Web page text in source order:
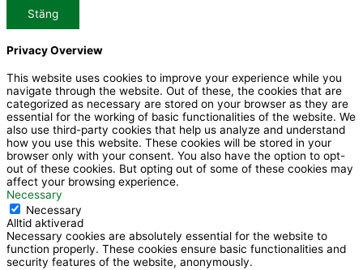
Stäng
Privacy Overview
This website uses cookies to improve your experience while you
navigate through the website. Out of these, the cookies that are
categorized as necessary are stored on your browser as they are
essential for the working of basic functionalities of the website. We
also use third-party cookies that help us analyze and understand
how you use this website. These cookies will be stored in your
browser only with your consent. You also have the option to opt-
out of these cookies. But opting out of some of these cookies may
affect your browsing experience.
Necessary
Necessary
Alltid aktiverad
Necessary cookies are absolutely essential for the website to
function properly. These cookies ensure basic functionalities and
security features of the website, anonymously.